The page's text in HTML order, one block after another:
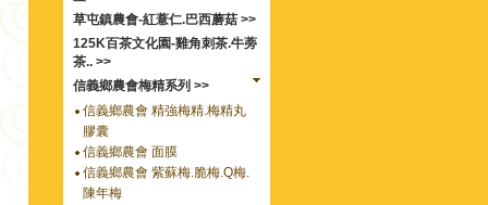
草屯鎮農會-紅薏仁.巴西蘑菇 >>
125K百茶文化園-雞角刺茶.牛蒡
茶.. >>
信義鄉農會梅精系列 >>
信義鄉農會 精強梅精.梅精丸
膠囊
信義鄉農會 面膜
信義鄉農會 紫蘇梅.脆梅.Q梅.
陳年梅